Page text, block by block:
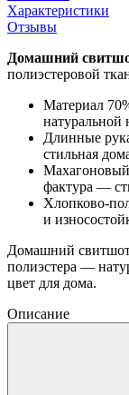
Характеристики
Отзывы
Домашний
полиэстеровой
Материал
натуральной
Длинные
стильная
фактура —
Хлопково-
и
Домашний свитшот
полиэстера —
цвет для дома.
Описание